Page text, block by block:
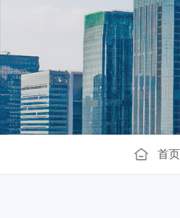
首页